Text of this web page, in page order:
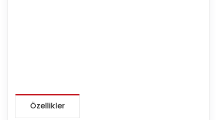
Özellikler